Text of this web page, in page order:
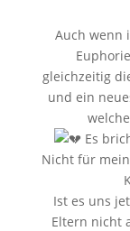
Auch wenn
gleichzeitig
und ein
Es
Nicht für
Ist es uns
Eltern nicht